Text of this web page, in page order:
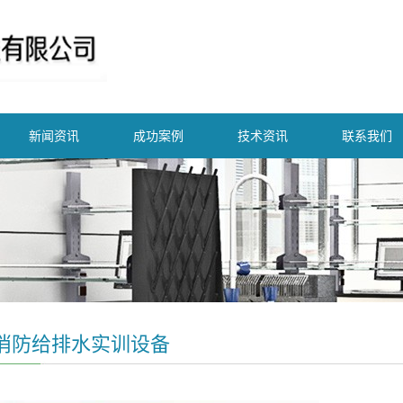
新闻资讯 成功案例 技术资讯 联系我们
防给排水实训设备